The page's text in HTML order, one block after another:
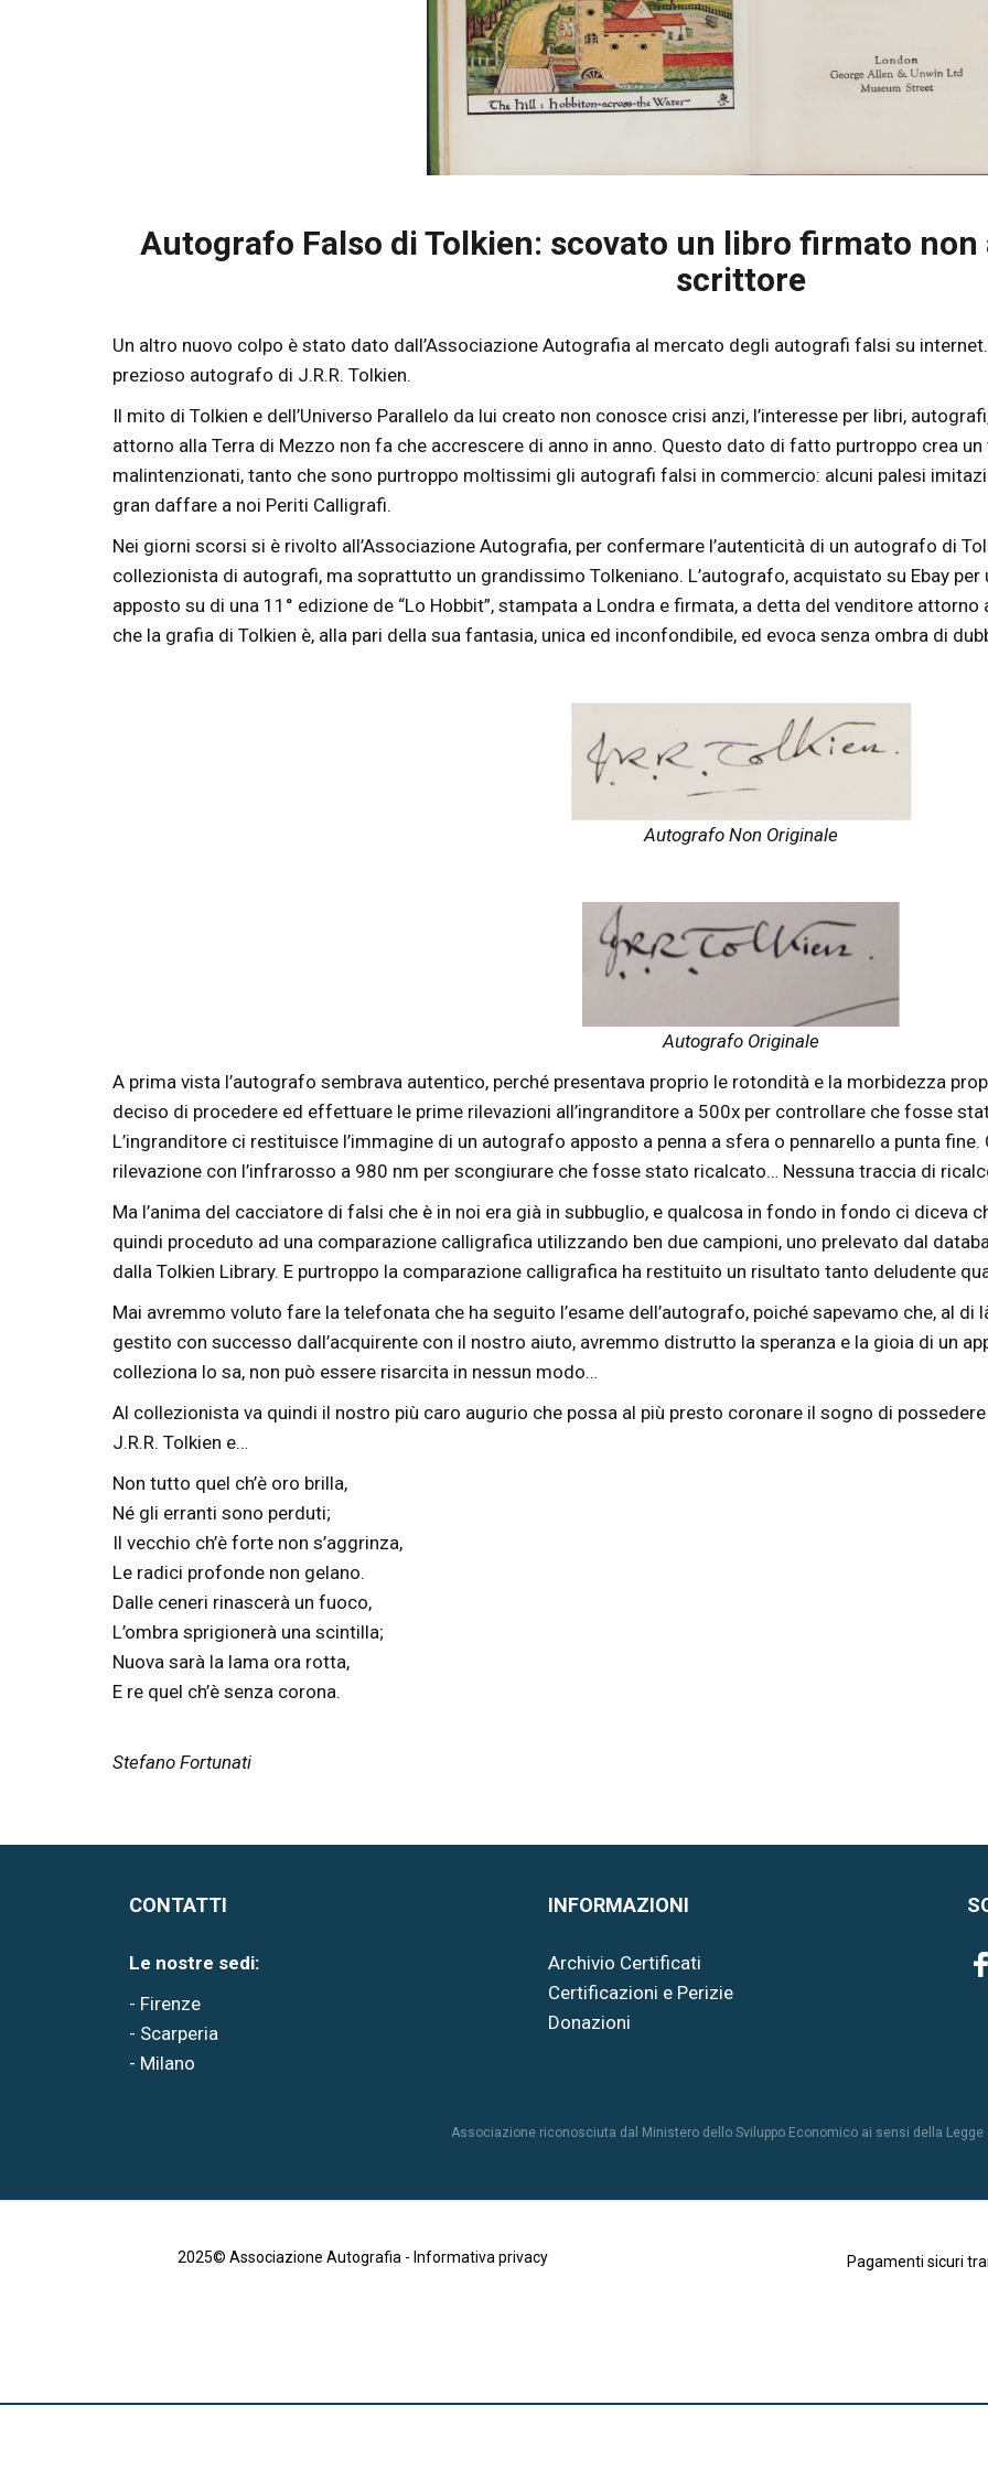
Autografo Falso di Tolkien: scovato un libro firmato
scrittore
Un altro nuovo colpo è stato dato dall’Associazione Autografia al mercato degli autografi falsi su
prezioso autografo di J.R.R. Tolkien.
Il mito di Tolkien e dell’Universo Parallelo da lui creato non conosce crisi anzi, l’interesse per libri,
attorno alla Terra di Mezzo non fa che accrescere di anno in anno. Questo dato di fatto purtroppo crea
malintenzionati, tanto che sono purtroppo moltissimi gli autografi falsi in commercio: alcuni palesi
gran daffare a noi Periti Calligrafi.
Nei giorni scorsi si è rivolto all’Associazione Autografia, per confermare l’autenticità di un autografo di
collezionista di autografi, ma soprattutto un grandissimo Tolkeniano. L’autografo, acquistato su Ebay
apposto su di una 11° edizione de “Lo Hobbit”, stampata a Londra e firmata, a detta del venditore
che la grafia di Tolkien è, alla pari della sua fantasia, unica ed inconfondibile, ed evoca senza ombra di
Autografo Non Originale
Autografo Originale
A prima vista l’autografo sembrava autentico, perché presentava proprio le rotondità e la morbidezza
deciso di procedere ed effettuare le prime rilevazioni all’ingranditore a 500x per controllare che fosse
L’ingranditore ci restituisce l’immagine di un autografo apposto a penna a sfera o pennarello a punta
rilevazione con l’infrarosso a 980 nm per scongiurare che fosse stato ricalcato… Nessuna traccia di
Ma l’anima del cacciatore di falsi che è in noi era già in subbuglio, e qualcosa in fondo in fondo ci diceva
quindi proceduto ad una comparazione calligrafica utilizzando ben due campioni, uno prelevato dal
dalla Tolkien Library. E purtroppo la comparazione calligrafica ha restituito un risultato tanto deludente
Mai avremmo voluto fare la telefonata che ha seguito l’esame dell’autografo, poiché sapevamo che, al
gestito con successo dall’acquirente con il nostro aiuto, avremmo distrutto la speranza e la gioia di un
colleziona lo sa, non può essere risarcita in nessun modo…
Al collezionista va quindi il nostro più caro augurio che possa al più presto coronare il sogno di
J.R.R. Tolkien e…
Non tutto quel ch’è oro brilla,
Né gli erranti sono perduti;
Il vecchio ch’è forte non s’aggrinza,
Le radici profonde non gelano.
Dalle ceneri rinascerà un fuoco,
L’ombra sprigionerà una scintilla;
Nuova sarà la lama ora rotta,
E re quel ch’è senza corona.
Stefano Fortunati
CONTATTI
Le nostre sedi:
- Firenze
- Scarperia
- Milano
INFORMAZIONI
Archivio Certificati
Certificazioni e Perizie
Donazioni
Associazione riconosciuta dal Ministero dello Sviluppo Economico ai sensi della Legge
2025© Associazione Autografia - Informativa privacy Pagamenti sicuri